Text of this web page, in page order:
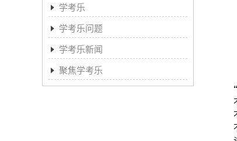
学考乐
学考乐问题
学考乐新闻
聚焦学考乐
不
不
不